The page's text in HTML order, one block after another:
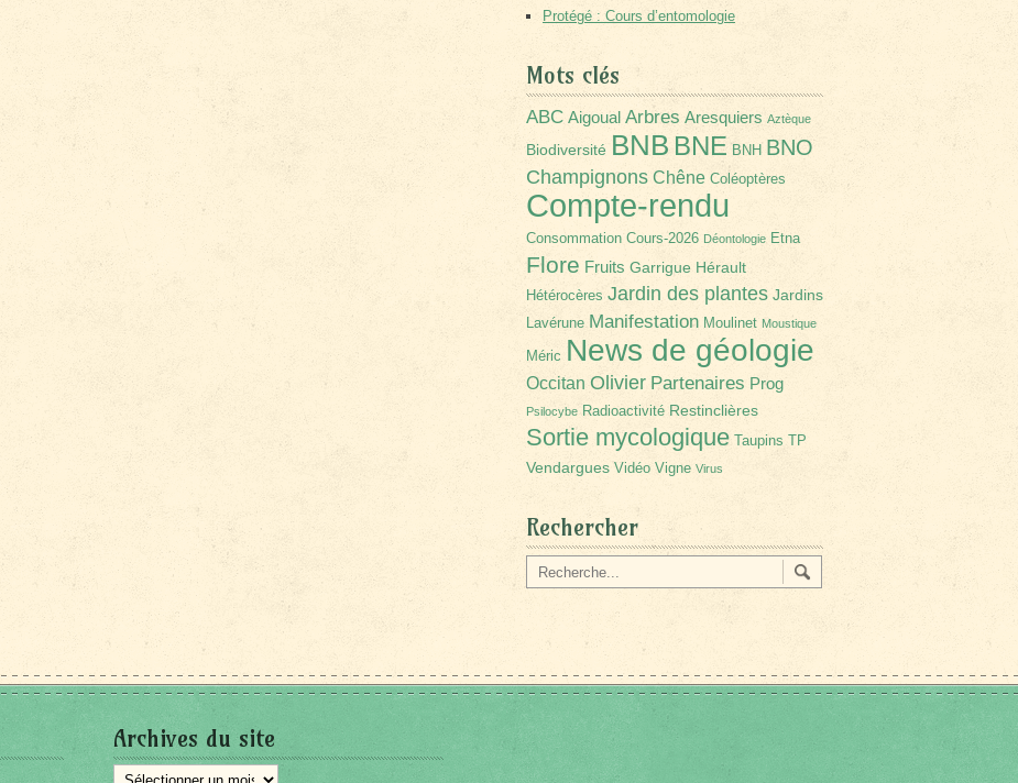
Protégé : Cours d’entomologie
Mots clés
ABC Aigoual Arbres Aresquiers Aztèque
Biodiversité BNB BNE BNH BNO
Champignons Chêne Coléoptères
Compte-rendu
Consommation Cours-2026 Déontologie Etna
Flore Fruits Garrigue Hérault
Hétérocères Jardin des plantes Jardins
Lavérune Manifestation Moulinet Moustique
Méric News de géologie
Occitan Olivier Partenaires Prog
Psilocybe Radioactivité Restinclières
Sortie mycologique Taupins TP
Vendargues Vidéo Vigne Virus
Rechercher
Archives du site
Archives